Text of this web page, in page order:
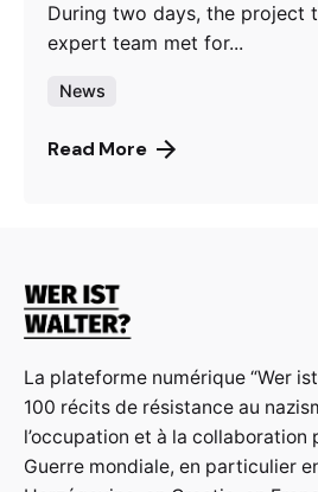
During two days, the project
expert team met for...
News
Read More
La plateforme numérique “Wer
100 récits de résistance au
l’occupation et à la collaboration
Guerre mondiale, en particulier